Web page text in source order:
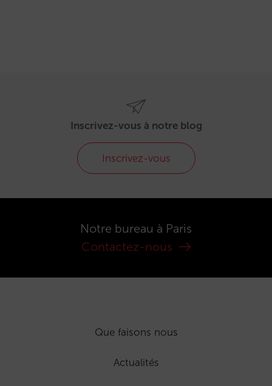
Inscrivez-vous à notre blog
Inscrivez-vous
Notre bureau à Paris
Contactez-nous
Que faisons nous
Actualités